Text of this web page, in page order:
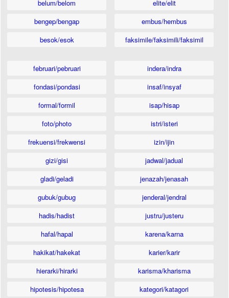
belum/belom
bengep/bengap
besok/esok
elite/elit
embus/hembus
faksimile/faksimili/faksimil
februari/pebruari
fondasi/pondasi
formal/formil
foto/photo
frekuensi/frekwensi
gizi/gisi
gladi/geladi
gubuk/gubug
hadis/hadist
hafal/hapal
hakikat/hakekat
hierarki/hirarki
hipotesis/hipotesa
indera/indra
insaf/insyaf
isap/hisap
istri/isteri
izin/ijin
jadwal/jadual
jenazah/jenasah
jenderal/jendral
justru/justeru
karena/karna
karier/karir
karisma/kharisma
kategori/katagori